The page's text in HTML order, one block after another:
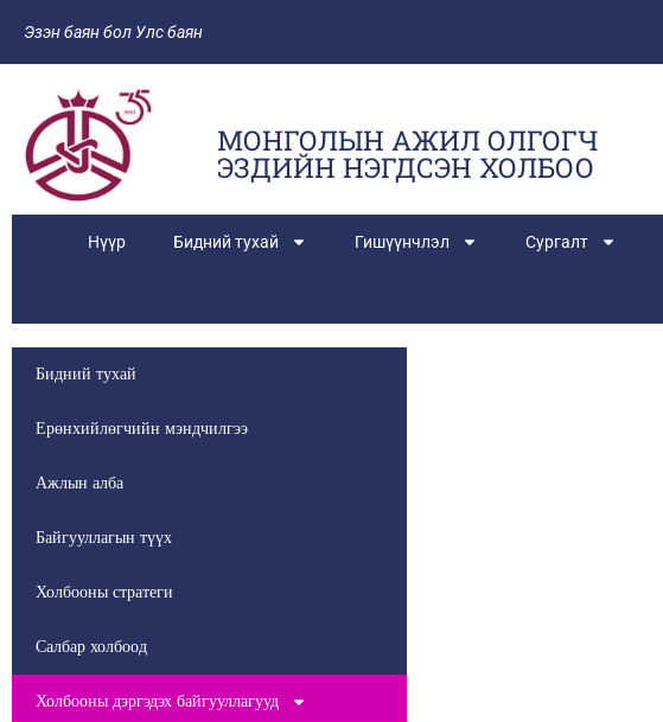
Эзэн баян бол Улс баян
МОНГОЛЫН АЖИЛ ОЛГОГЧ
ЭЗДИЙН НЭГДСЭН ХОЛБОО
Нүүр Бидний тухай Гишүүнчлэл Сургалт
Бидний тухай
Ерөнхийлөгчийн мэндчилгээ
Ажлын алба
Байгууллагын түүх
Холбооны стратеги
Салбар холбоод
Холбооны дэргэдэх байгууллагууд